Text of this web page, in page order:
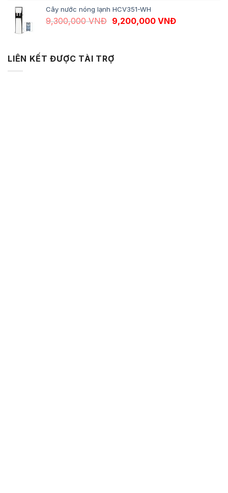
Cây nước nóng lạnh HCV351-WH
9,300,000VNĐ Giá gốc là: 9,300,000 VNĐ.
9,200,000 VNĐGiá hiện tại
LIÊN KẾT ĐƯỢC TÀI TRỢ